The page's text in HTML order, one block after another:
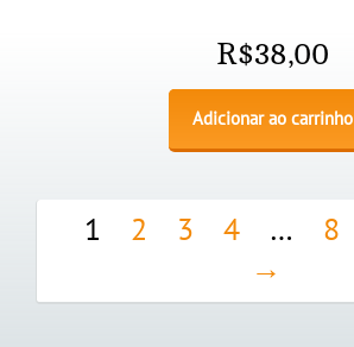
R$38,00
Adicionar ao carrinho
1 2 3 4 … 8
→